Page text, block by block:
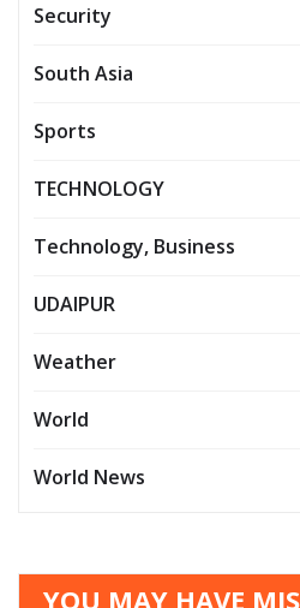
Security
South Asia
Sports
TECHNOLOGY
Technology, Business
UDAIPUR
Weather
World
World News
YOU MAY HAVE